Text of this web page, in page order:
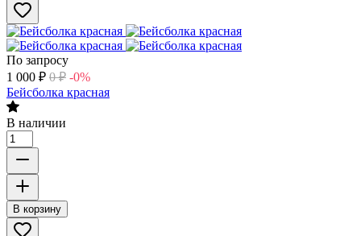
По запросу
1 000 ₽ 0 ₽ -0%
Бейсболка красная
В наличии
В корзину